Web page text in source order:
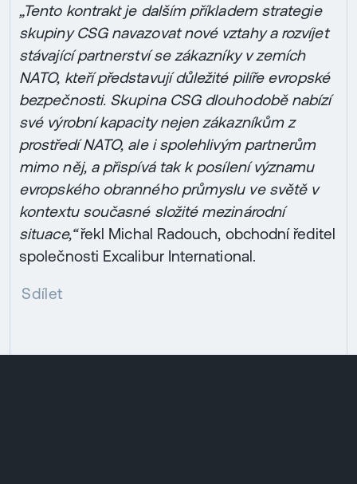
„Tento kontrakt je dalším příkladem strategie
skupiny CSG navazovat nové vztahy a rozvíjet
stávající partnerství se zákazníky v zemích
NATO, kteří představují důležité pilíře evropské
bezpečnosti. Skupina CSG dlouhodobě nabízí
své výrobní kapacity nejen zákazníkům z
prostředí NATO, ale i spolehlivým partnerům
mimo něj, a přispívá tak k posílení významu
evropského obranného průmyslu ve světě v
kontextu současné složité mezinárodní
situace,“řekl Michal Radouch, obchodní ředitel
společnosti Excalibur International.
Sdílet